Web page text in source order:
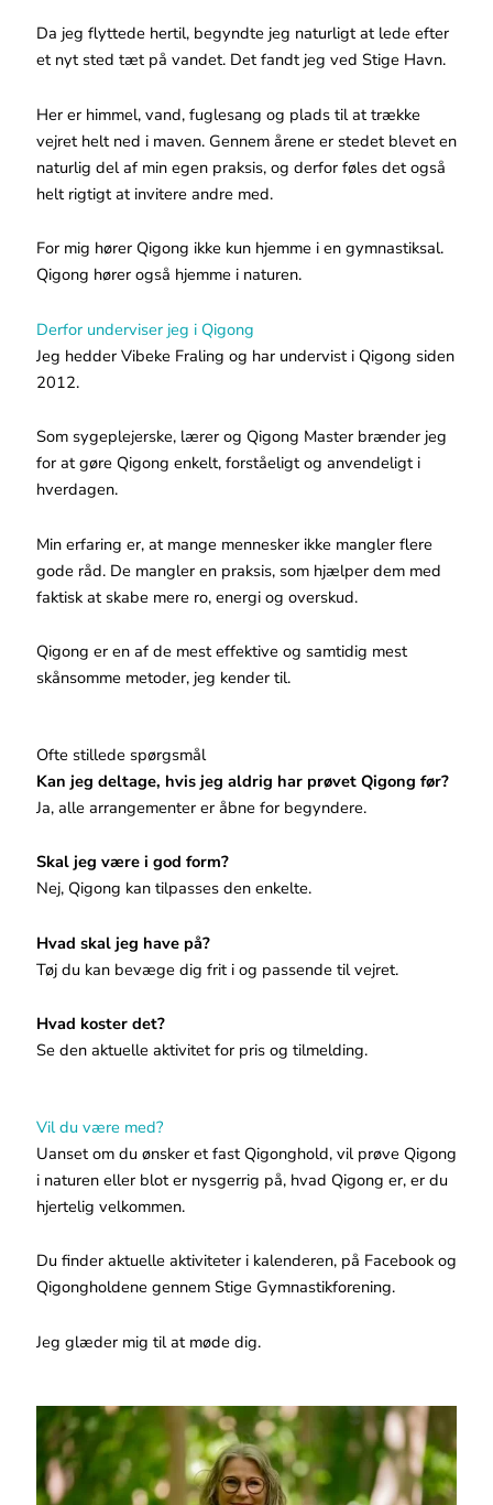
Da jeg flyttede hertil, begyndte jeg naturligt at lede efter
et nyt sted tæt på vandet. Det fandt jeg ved Stige Havn.
Her er himmel, vand, fuglesang og plads til at trække
vejret helt ned i maven. Gennem årene er stedet blevet en
naturlig del af min egen praksis, og derfor føles det også
helt rigtigt at invitere andre med.
For mig hører Qigong ikke kun hjemme i en gymnastiksal.
Qigong hører også hjemme i naturen.
Derfor underviser jeg i Qigong
Jeg hedder Vibeke Fraling og har undervist i Qigong siden
2012.
Som sygeplejerske, lærer og Qigong Master brænder jeg
for at gøre Qigong enkelt, forståeligt og anvendeligt i
hverdagen.
Min erfaring er, at mange mennesker ikke mangler flere
gode råd. De mangler en praksis, som hjælper dem med
faktisk at skabe mere ro, energi og overskud.
Qigong er en af de mest effektive og samtidig mest
skånsomme metoder, jeg kender til.
Ofte stillede spørgsmål
Kan jeg deltage, hvis jeg aldrig har prøvet Qigong før?
Ja, alle arrangementer er åbne for begyndere.
Skal jeg være i god form?
Nej, Qigong kan tilpasses den enkelte.
Hvad skal jeg have på?
Tøj du kan bevæge dig frit i og passende til vejret.
Hvad koster det?
Se den aktuelle aktivitet for pris og tilmelding.
Vil du være med?
Uanset om du ønsker et fast Qigonghold, vil prøve Qigong
i naturen eller blot er nysgerrig på, hvad Qigong er, er du
hjertelig velkommen.
Du finder aktuelle aktiviteter i kalenderen, på Facebook og
Qigongholdene gennem Stige Gymnastikforening.
Jeg glæder mig til at møde dig.